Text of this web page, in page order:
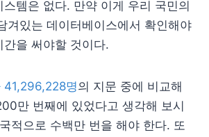
템은 없다. 만약 이게 우리 국민의
겨있는 데이터베이스에서 확인해야
을 써야할 것이다.
41,296,228명의 지문 중에 비교해
만 번째에 있었다고 생각해 보시
적으로 수백만 번을 해야 한다. 또